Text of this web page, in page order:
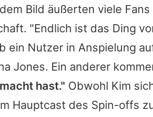
Bild äußerten viele
"Endlich ist das Ding
ein Nutzer in Anspielung
Jones. Ein anderer
hast." Obwohl Kim
Hauptcast des Spin-offs